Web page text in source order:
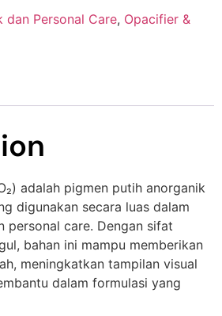
dan Personal Care, Opacifier &
adalah pigmen putih anorganik
digunakan secara luas dalam
personal care. Dengan sifat
bahan ini mampu memberikan
meningkatkan tampilan visual
dalam formulasi yang